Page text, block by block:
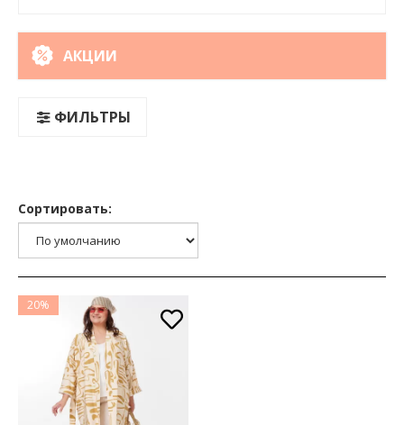
АКЦИИ
ФИЛЬТРЫ
Сортировать:
20%